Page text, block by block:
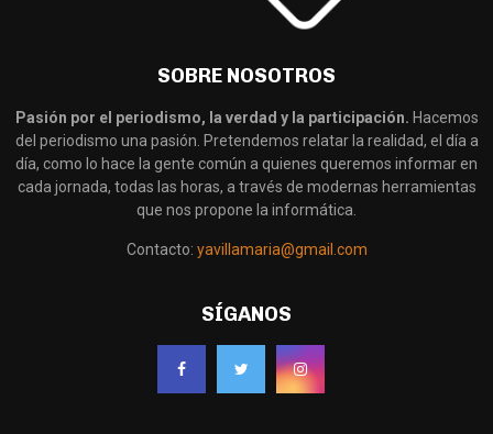
SOBRE NOSOTROS
Pasión por el periodismo, la verdad y la participación. Hacemos
del periodismo una pasión. Pretendemos relatar la realidad, el día a
día, como lo hace la gente común a quienes queremos informar en
cada jornada, todas las horas, a través de modernas herramientas
que nos propone la informática.
Contacto: yavillamaria@gmail.com
SÍGANOS